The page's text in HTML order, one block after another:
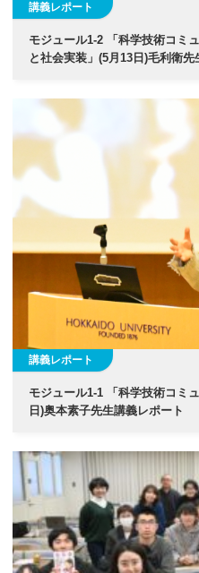
講義レポート
モジュール1-2 「科学技術コミ
と社会実装」(5月13日)毛利衛先
講義レポート
モジュール1-1 「科学技術コミ
日)奥本素子先生講義レポート